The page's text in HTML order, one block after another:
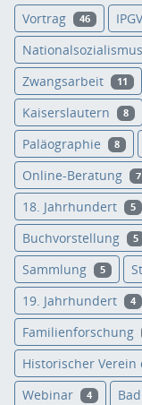
Vortrag 46 IPGV
Nationalsozialismus
Zwangsarbeit 11
Kaiserslautern 8
Paläographie 8
Online-Beratung 7
18. Jahrhundert 5
Buchvorstellung 5
Sammlung 5
19. Jahrhundert 4
Familienforschung
Historischer Verein
Webinar 4